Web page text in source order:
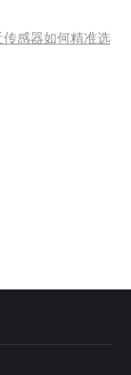
感器如何精准选